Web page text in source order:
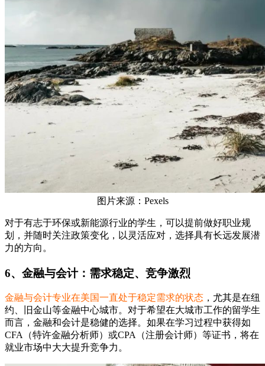
图片来源：Pexels
对于有志于环保或新能源行业的学生，可以提前做好职业规
划，并随时关注政策变化，以灵活应对，选择具有长远发展潜
力的方向。
6、金融与会计：需求稳定、竞争激烈
金融与会计专业在美国一直处于稳定需求的状态 ，尤其是在纽
约、旧金山等金融中心城市。对于希望在大城市工作的留学生
而言，金融和会计是稳健的选择。如果在学习过程中获得如
CFA（特许金融分析师）或CPA（注册会计师）等证书，将在
就业市场中大大提升竞争力。